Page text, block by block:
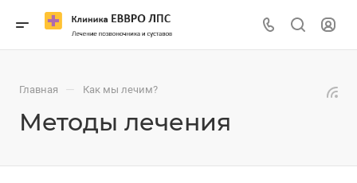
Главная — Как мы лечим?
Методы лечения